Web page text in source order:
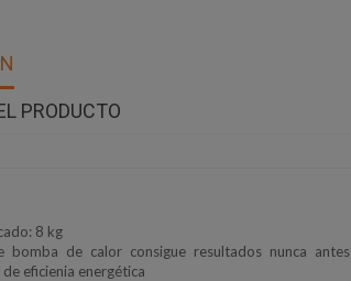
PRODUCTO
8 kg
bomba de calor consigue resultados nunca antes
eficienia energética